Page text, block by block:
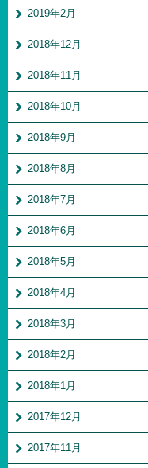
2019年2月
2018年12月
2018年11月
2018年10月
2018年9月
2018年8月
2018年7月
2018年6月
2018年5月
2018年4月
2018年3月
2018年2月
2018年1月
2017年12月
2017年11月